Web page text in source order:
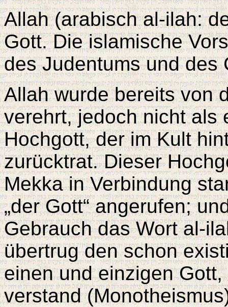
Allah (arabisch al-ilah:
Gott. Die islamische
des Judentums und des
Allah wurde bereits von
verehrt, jedoch nicht als
Hochgott, der im Kult
zurücktrat. Dieser
Mekka in Verbindung
„der Gott“ angerufen;
Gebrauch das Wort al-
übertrug den schon
einen und einzigen
verstand